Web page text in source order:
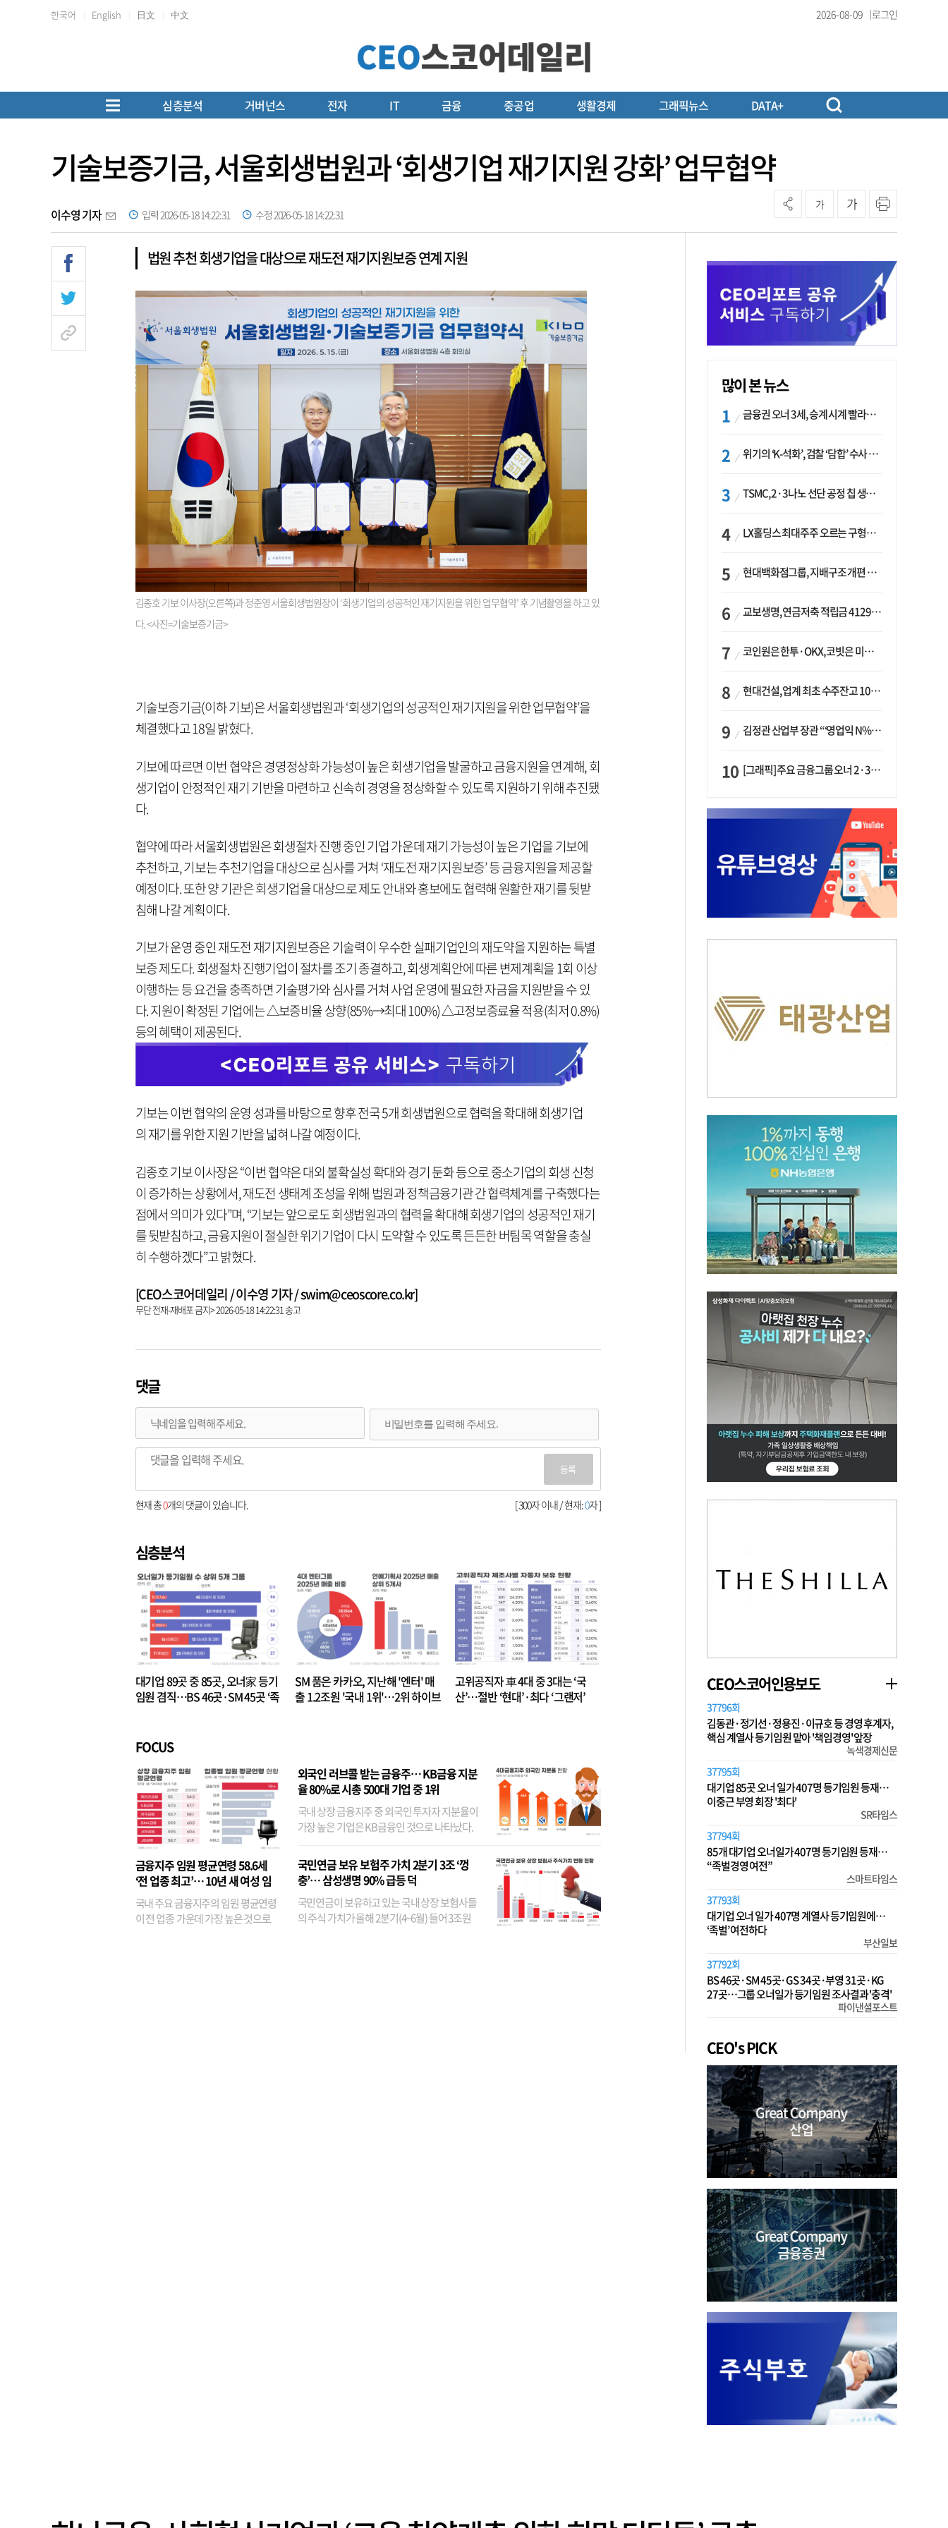
한국어 English 日文 中文 2026-08-09 로그인
심층분석 거버넌스 전자 IT 금융 중공업 생활경제 그래픽뉴스 DATA+
기술보증기금, 서울회생법원과 ‘회생기업 재기지원 강화’ 업무협약
이수영 기자 입력 2026-05-18 14:22:31 수정 2026-05-18 14:22:31
가 가
법원 추천 회생기업을 대상으로 재도전 재기지원보증 연계 지원
김종호 기보 이사장(오른쪽)과 정준영 서울회생법원장이 ‘회생기업의 성공적인 재기지원을 위한 업무협약’ 후 기념촬영을 하고 있
다. <사진=기술보증기금>
기술보증기금(이하 기보)은 서울회생법원과 ‘회생기업의 성공적인 재기지원을 위한 업무협약’을
체결했다고 18일 밝혔다.
기보에 따르면 이번 협약은 경영정상화 가능성이 높은 회생기업을 발굴하고 금융지원을 연계해, 회
생기업이 안정적인 재기 기반을 마련하고 신속히 경영을 정상화할 수 있도록 지원하기 위해 추진됐
다.
협약에 따라 서울회생법원은 회생절차 진행 중인 기업 가운데 재기 가능성이 높은 기업을 기보에
추천하고, 기보는 추천기업을 대상으로 심사를 거쳐 ‘재도전 재기지원보증’ 등 금융지원을 제공할
예정이다. 또한 양 기관은 회생기업을 대상으로 제도 안내와 홍보에도 협력해 원활한 재기를 뒷받
침해 나갈 계획이다.
기보가 운영 중인 재도전 재기지원보증은 기술력이 우수한 실패기업인의 재도약을 지원하는 특별
보증 제도다. 회생절차 진행기업이 절차를 조기 종결하고, 회생계획안에 따른 변제계획을 1회 이상
이행하는 등 요건을 충족하면 기술평가와 심사를 거쳐 사업 운영에 필요한 자금을 지원받을 수 있
다. 지원이 확정된 기업에는 △보증비율 상향(85%→최대 100%) △고정보증료율 적용(최저 0.8%)
등의 혜택이 제공된다.
기보는 이번 협약의 운영 성과를 바탕으로 향후 전국 5개 회생법원으로 협력을 확대해 회생기업
의 재기를 위한 지원 기반을 넓혀 나갈 예정이다.
김종호 기보 이사장은 “이번 협약은 대외 불확실성 확대와 경기 둔화 등으로 중소기업의 회생 신청
이 증가하는 상황에서, 재도전 생태계 조성을 위해 법원과 정책금융기관 간 협력체계를 구축했다는
점에서 의미가 있다”며, “기보는 앞으로도 회생법원과의 협력을 확대해 회생기업의 성공적인 재기
를 뒷받침하고, 금융지원이 절실한 위기기업이 다시 도약할 수 있도록 든든한 버팀목 역할을 충실
히 수행하겠다”고 밝혔다.
[CEO스코어데일리 / 이수영 기자 / swim@ceoscore.co.kr]
무단 전재-재배포 금지> 2026-05-18 14:22:31 송고
댓글
등록
[ 300자 이내 / 현재:0자 ]
현재 총0개의 댓글이 있습니다.
심층분석
대기업 89곳 중 85곳, 오너家 등기
임원 겸직…BS 46곳·SM 45곳 ‘족
SM 품은 카카오, 지난해 '엔터' 매
출 1.2조원 '국내 1위'…2위 하이브
고위공직자 車 4대 중 3대는 ‘국
산’…절반 ‘현대’·최다 ‘그랜저’
FOCUS
금융지주 임원 평균연령 58.6세
‘전 업종 최고’… 10년 새 여성 임
원은 14배 껑충
국내 주요 금융지주의 임원 평균연령
이 전 업종 가운데 가장 높은 것으로
외국인 러브콜 받는 금융주… KB금융 지분
율 80%로 시총 500대 기업 중 1위
국내 상장 금융지주 중 외국인 투자자 지분율이
가장 높은 기업은 KB금융인 것으로 나타났다.
융이었다. 특히 KB금융은 지난달 말 기준 해외
기관투자자 지분율이...
국민연금 보유 보험주 가치 2분기 3조 ‘껑
충’… 삼성생명 90% 급등 덕
국민연금이 보유하고 있는 국내 상장 보험사들
의 주식 가치가 올해 2분기(4~6월) 들어 3조원
많이 본 뉴스
금융권 오너 3세, 승계 시계 빨라지나…한국투자 ‘속도’·미래에셋·메리츠는 ‘거리두기’
위기의 ‘K-석화’, 검찰 ‘담합’ 수사 착수…“LG·한화·롯데 등 7개 업체, 8개 제품 가격 담합”
TSMC, 2·3나노 선단 공정 칩 생산 가속화…삼성, 파운드리 확장 변수 맞나
LX홀딩스 최대주주 오르는 구형모 사장…계열사 실적 개선 ‘과제’
현대백화점그룹, 지배구조 개편 작업…지주사 행위제한 요건 해소
교보생명, 연금저축 적립금 4129억 증가 ‘1위’…KB라이프는 최대 감소율
코인원은 한투·OKX, 코빗은 미래에셋…중소 거래소 ‘금융 동맹’ 승부수
현대건설, 업계 최초 수주잔고 100조 돌파…하반기 ‘원전’ 수주 드라이브
김정관 산업부 장관 “‘영업익 N% 성과급’ 지급 반대…주주·투자자 이익 반해”
[그래픽] 주요 금융그룹 오너 2·3세 현황
CEO스코어인용보도
37796회
김동관·정기선·정용진·이규호 등 경영 후계자,
핵심 계열사 등기임원 맡아 '책임경영' 앞장
녹색경제신문
37795회
대기업 85곳 오너 일가 407명 등기임원 등재…
이중근 부영 회장 '최다'
SR타임스
37794회
85개 대기업 오너일가 407명 등기임원 등재…
“족벌경영 여전”
스마트타임스
37793회
대기업 오너 일가 407명 계열사 등기임원에…
‘족벌’ 여전하다
부산일보
37792회
BS 46곳·SM 45곳·GS 34곳·부영 31곳·KG
27곳…그룹 오너일가 등기임원 조사결과 '충격'
파이낸셜포스트
CEO's PICK